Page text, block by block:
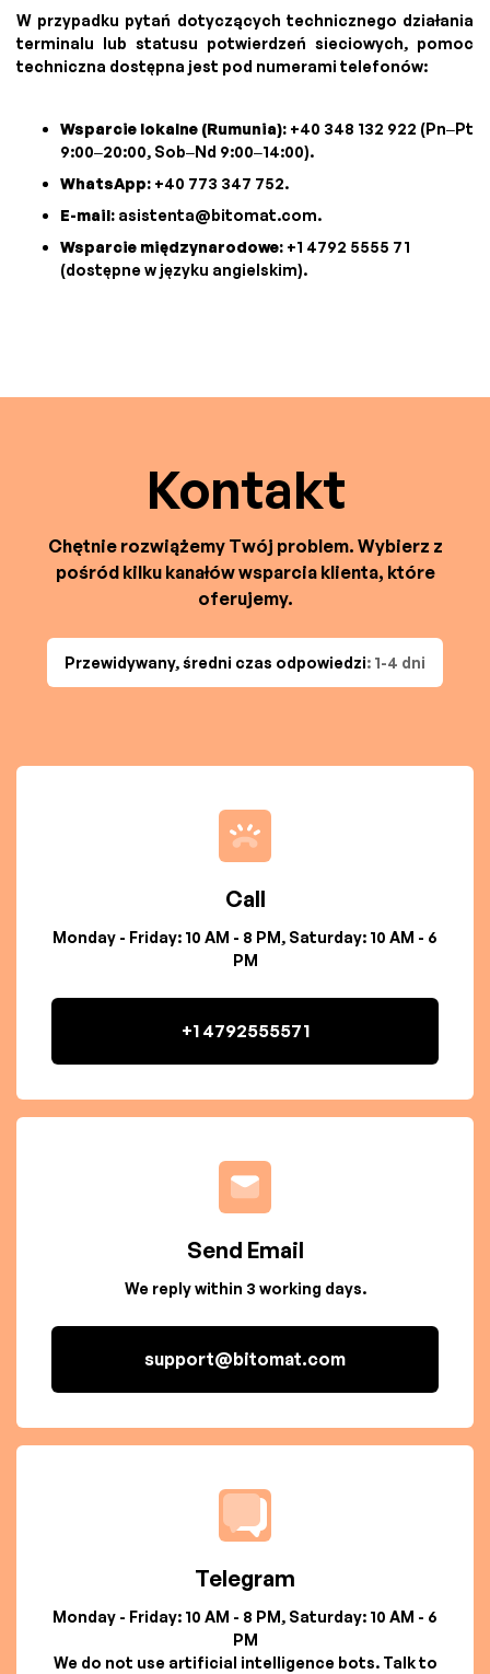
W przypadku pytań dotyczących technicznego działania
terminalu lub statusu potwierdzeń sieciowych, pomoc
techniczna dostępna jest pod numerami telefonów:
Wsparcie lokalne (Rumunia): +40 348 132 922 (Pn–Pt
9:00–20:00, Sob–Nd 9:00–14:00).
WhatsApp: +40 773 347 752.
E-mail: asistenta@bitomat.com.
Wsparcie międzynarodowe: +1 4792 5555 71
(dostępne w języku angielskim).
Kontakt
Chętnie rozwiążemy Twój problem. Wybierz z
pośród kilku kanałów wsparcia klienta, które
oferujemy.
Przewidywany, średni czas odpowiedzi: 1-4 dni
Call
Monday - Friday: 10 AM - 8 PM, Saturday: 10 AM - 6
PM
+1 4792555571
Send Email
We reply within 3 working days.
support@bitomat.com
Telegram
Monday - Friday: 10 AM - 8 PM, Saturday: 10 AM - 6
PM
We do not use artificial intelligence bots. Talk to